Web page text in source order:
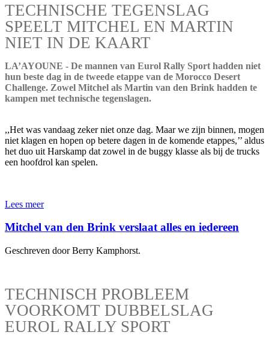
TECHNISCHE TEGENSLAG
SPEELT MITCHEL EN MARTIN
NIET IN DE KAART
LA’AYOUNE - De mannen van Eurol Rally Sport hadden niet
hun beste dag in de tweede etappe van de Morocco Desert
Challenge. Zowel Mitchel als Martin van den Brink hadden te
kampen met technische tegenslagen.
,,Het was vandaag zeker niet onze dag. Maar we zijn binnen, mogen
niet klagen en hopen op betere dagen in de komende etappes,’’ aldus
het duo uit Harskamp dat zowel in de buggy klasse als bij de trucks
een hoofdrol kan spelen.
Lees meer
Mitchel van den Brink verslaat alles en iedereen
Geschreven door Berry Kamphorst.
TECHNISCH PROBLEEM
VOORKOMT DUBBELSLAG
EUROL RALLY SPORT